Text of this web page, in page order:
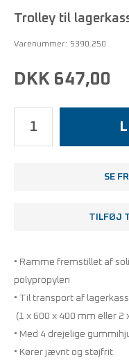
Trolley til
Varenummer: 5390.250
DKK 647,00
SE
TILFØJ
• Ramme fremstillet af
polypropylen
• Til transport af
(1 x 600 x 400 mm eller 2
• Med 4 drejelige
• Kører jævnt og støjfrit